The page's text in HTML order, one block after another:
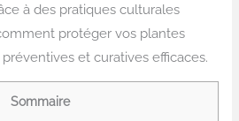
à des pratiques culturales
protéger vos plantes
et curatives efficaces.
Sommaire